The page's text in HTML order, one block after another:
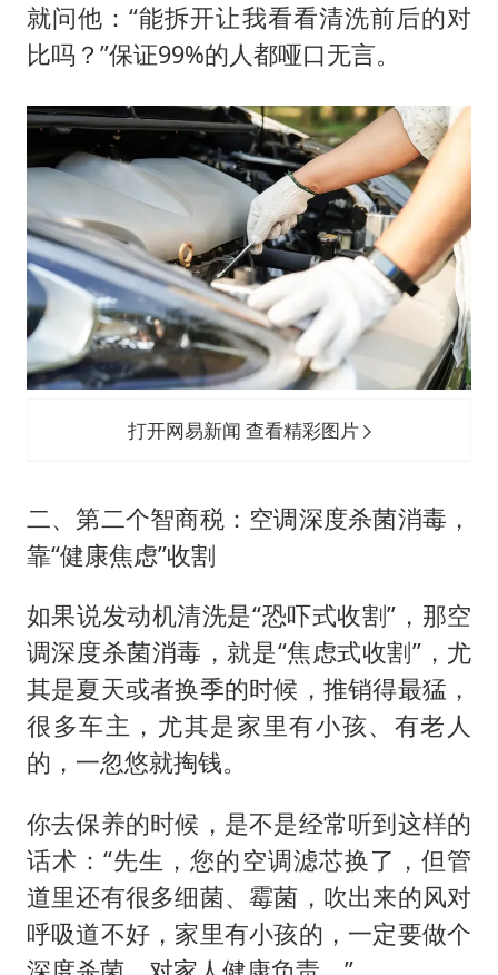
就问他：“能拆开让我看看清洗前后的对
比吗？”保证99%的人都哑口无言。
打开网易新闻 查看精彩图片
二、第二个智商税：空调深度杀菌消毒，
靠“健康焦虑”收割
如果说发动机清洗是“恐吓式收割”，那空
调深度杀菌消毒，就是“焦虑式收割”，尤
其是夏天或者换季的时候，推销得最猛，
很多车主，尤其是家里有小孩、有老人
的，一忽悠就掏钱。
你去保养的时候，是不是经常听到这样的
话术：“先生，您的空调滤芯换了，但管
道里还有很多细菌、霉菌，吹出来的风对
呼吸道不好，家里有小孩的，一定要做个